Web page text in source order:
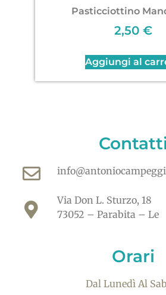
Pasticciottino
2,50 €
Aggiungi al
Via Don L. Sturzo, 18
73052 – Parabita – Le
Orari
Dal Lunedì Al